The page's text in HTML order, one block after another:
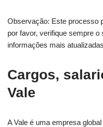
Observação: Este processo
por favor, verifique sempre o
informações mais
Cargos,
Vale
A Vale é uma empresa